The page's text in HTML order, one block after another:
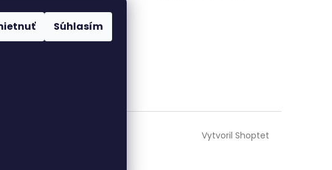
Súhlasím
Vytvoril Shoptet